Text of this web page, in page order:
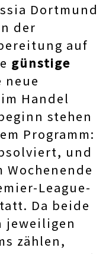
Dortmund
der
auf
günstige
neue
Handel
stehen
Programm:
und
Wochenende
League-
Da beide
jeweiligen
zählen,